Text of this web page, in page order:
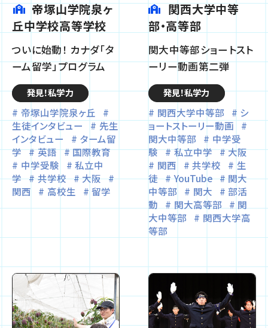
帝塚山学院泉ヶ
丘中学校高等学校
ついに始動！ カナダ「タ
ーム留学」プログラム
発見！私学力
帝塚山学院泉ヶ丘
生徒インタビュー
先生
インタビュー
ターム留
学
英語
国際教育
中学受験
私立中
学
共学校
大阪
関西
高校生 留学
関西大学中等
部・高等部
関大中等部ショートスト
ーリー動画第二弾
発見！私学力
関西大学中等部
シ
ョートストーリー動画
関大中等部
中学受
験
私立中学
大阪
関西
共学校
生
徒
YouTube
関大
中等部
関大
部活
動
関大高等部
関
大中等部
関西大学高
等部